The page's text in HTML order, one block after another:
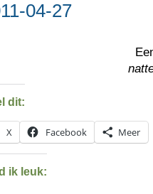
04-27
dit:
X Facebook Meer
ik leuk: